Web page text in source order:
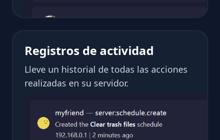
Registros de actividad
Lleve un historial de todas las acciones
realizadas en su servidor.